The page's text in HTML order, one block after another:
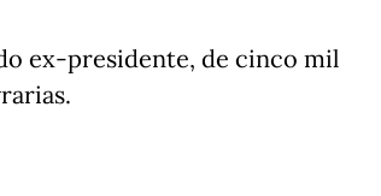
ex-presidente, de cinco mil